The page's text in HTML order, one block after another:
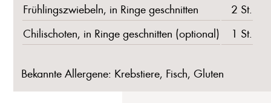
Frühlingszwiebeln, in Ringe geschnitten
2 St.
Chilischoten, in Ringe geschnitten (optional)
1 St.
Bekannte Allergene: Krebstiere, Fisch, Gluten